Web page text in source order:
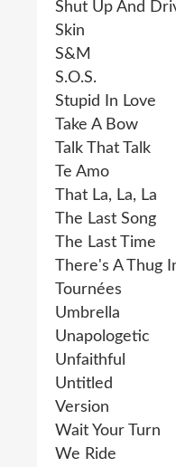
Shut Up And
Skin
S&M
S.O.S.
Stupid In Love
Take A Bow
Talk That Talk
Te Amo
That La, La, La
The Last Song
The Last Time
There's A Thug
Tournées
Umbrella
Unapologetic
Unfaithful
Untitled
Version
Wait Your Turn
We Ride